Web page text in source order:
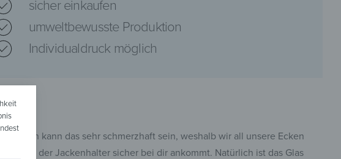
sicher einkaufen
umweltbewusste Produktion
Individualdruck möglich
kann das sehr schmerzhaft sein, weshalb wir all unsere Ecken
dass der Jackenhalter sicher bei dir ankommt. Natürlich ist das Glas